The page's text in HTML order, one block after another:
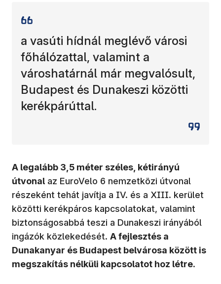
a vasúti hídnál meglévő városi
főhálózattal, valamint a
városhatárnál már megvalósult,
Budapest és Dunakeszi közötti
kerékpárúttal.
A legalább 3,5 méter széles, kétirányú
útvonal az EuroVelo 6 nemzetközi útvonal
részeként tehát javítja a IV. és a XIII. kerület
közötti kerékpáros kapcsolatokat, valamint
biztonságosabbá teszi a Dunakeszi irányából
ingázók közlekedését. A fejlesztés a
Dunakanyar és Budapest belvárosa között is
megszakítás nélküli kapcsolatot hoz létre.